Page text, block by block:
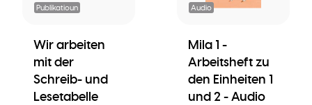
Publikatioun
Wir arbeiten
mit der
Schreib- und
Lesetabelle
Audio
Mila 1 -
Arbeitsheft zu
den Einheiten 1
und 2 - Audio